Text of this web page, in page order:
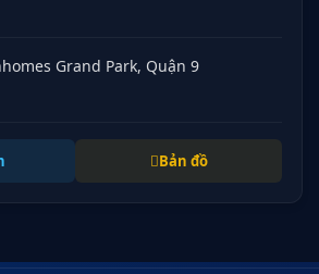
Grand Park, Quận 9
Bản đồ